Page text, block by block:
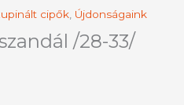
cipők Újdonságaink
/28-33/